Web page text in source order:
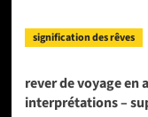
signification des rêves
rever de voyage en
interprétations –